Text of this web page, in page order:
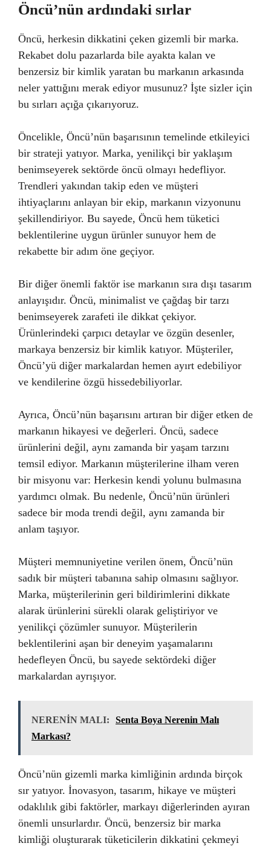
Öncü’nün ardındaki sırlar
Öncü, herkesin dikkatini çeken gizemli bir marka.
Rekabet dolu pazarlarda bile ayakta kalan ve
benzersiz bir kimlik yaratan bu markanın arkasında
neler yattığını merak ediyor musunuz? İşte sizler için
bu sırları açığa çıkarıyoruz.
Öncelikle, Öncü’nün başarısının temelinde etkileyici
bir strateji yatıyor. Marka, yenilikçi bir yaklaşım
benimseyerek sektörde öncü olmayı hedefliyor.
Trendleri yakından takip eden ve müşteri
ihtiyaçlarını anlayan bir ekip, markanın vizyonunu
şekillendiriyor. Bu sayede, Öncü hem tüketici
beklentilerine uygun ürünler sunuyor hem de
rekabette bir adım öne geçiyor.
Bir diğer önemli faktör ise markanın sıra dışı tasarım
anlayışıdır. Öncü, minimalist ve çağdaş bir tarzı
benimseyerek zarafeti ile dikkat çekiyor.
Ürünlerindeki çarpıcı detaylar ve özgün desenler,
markaya benzersiz bir kimlik katıyor. Müşteriler,
Öncü’yü diğer markalardan hemen ayırt edebiliyor
ve kendilerine özgü hissedebiliyorlar.
Ayrıca, Öncü’nün başarısını artıran bir diğer etken de
markanın hikayesi ve değerleri. Öncü, sadece
ürünlerini değil, aynı zamanda bir yaşam tarzını
temsil ediyor. Markanın müşterilerine ilham veren
bir misyonu var: Herkesin kendi yolunu bulmasına
yardımcı olmak. Bu nedenle, Öncü’nün ürünleri
sadece bir moda trendi değil, aynı zamanda bir
anlam taşıyor.
Müşteri memnuniyetine verilen önem, Öncü’nün
sadık bir müşteri tabanına sahip olmasını sağlıyor.
Marka, müşterilerinin geri bildirimlerini dikkate
alarak ürünlerini sürekli olarak geliştiriyor ve
yenilikçi çözümler sunuyor. Müşterilerin
beklentilerini aşan bir deneyim yaşamalarını
hedefleyen Öncü, bu sayede sektördeki diğer
markalardan ayrışıyor.
NERENİN MALI:
Senta Boya Nerenin Malı
Markası?
Öncü’nün gizemli marka kimliğinin ardında birçok
sır yatıyor. İnovasyon, tasarım, hikaye ve müşteri
odaklılık gibi faktörler, markayı diğerlerinden ayıran
önemli unsurlardır. Öncü, benzersiz bir marka
kimliği oluşturarak tüketicilerin dikkatini çekmeyi